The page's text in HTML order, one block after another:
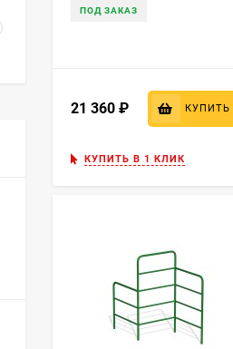
ПОД ЗАКАЗ
21 360 КУПИТЬ
КУПИТЬ В 1 КЛИК